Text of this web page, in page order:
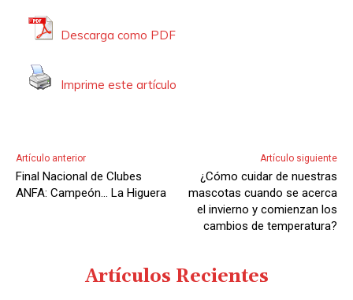
Descarga como PDF
Imprime este artículo
Artículo anterior
Final Nacional de Clubes
ANFA: Campeón… La Higuera
Artículo siguiente
¿Cómo cuidar de nuestras
mascotas cuando se acerca
el invierno y comienzan los
cambios de temperatura?
Artículos Recientes